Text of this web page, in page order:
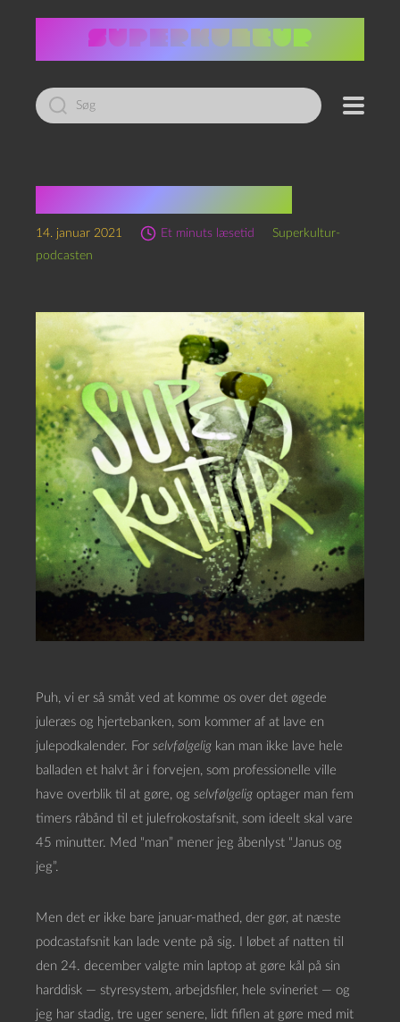
Led
efter:
14. januar 2021 Et minuts læsetid
Superkultur-
podcasten
Puh, vi er så småt ved at komme os over det øgede
juleræs og hjertebanken, som kommer af at lave en
julepodkalender. For selvfølgelig kan man ikke lave hele
balladen et halvt år i forvejen, som professionelle ville
have overblik til at gøre, og selvfølgelig optager man fem
timers råbånd til et julefrokostafsnit, som ideelt skal vare
45 minutter. Med “man” mener jeg åbenlyst “Janus og
jeg”.
Men det er ikke bare januar-mathed, der gør, at næste
podcastafsnit kan lade vente på sig. I løbet af natten til
den 24. december valgte min laptop at gøre kål på sin
harddisk — styresystem, arbejdsfiler, hele svineriet — og
jeg har stadig, tre uger senere, lidt fiflen at gøre med mit